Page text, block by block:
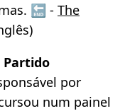
🔚 - The
Partido
por
num painel